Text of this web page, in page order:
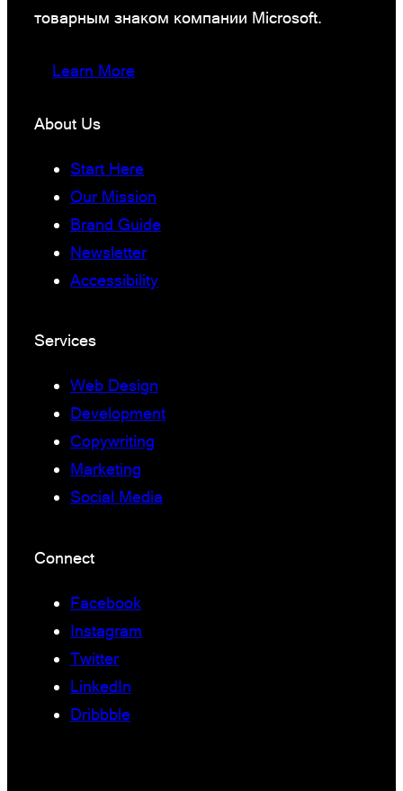
товарным знаком компании Microsoft.
Learn More
About Us
Start Here
Our Mission
Brand Guide
Newsletter
Accessibility
Services
Web Design
Development
Copywriting
Marketing
Social Media
Connect
Facebook
Instagram
Twitter
LinkedIn
Dribbble